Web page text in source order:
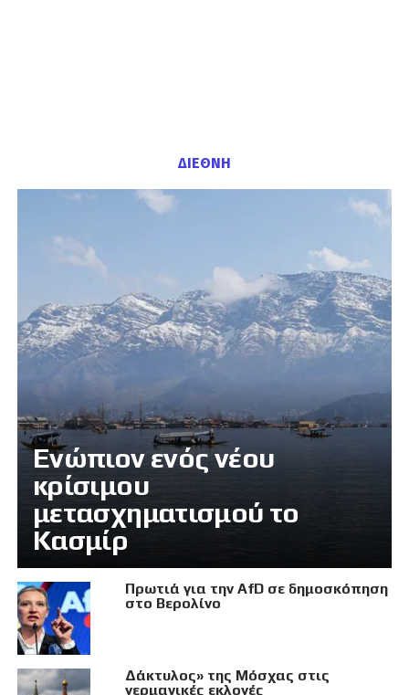
ΔΙΕΘΝΗ
Eνώπιον ενός νέου
κρίσιμου
μετασχηματισμού το
Κασμίρ
Πρωτιά για την AfD σε δημοσκόπηση
στο Βερολίνο
Δάκτυλος» της Μόσχας στις
γερμανικές εκλογές